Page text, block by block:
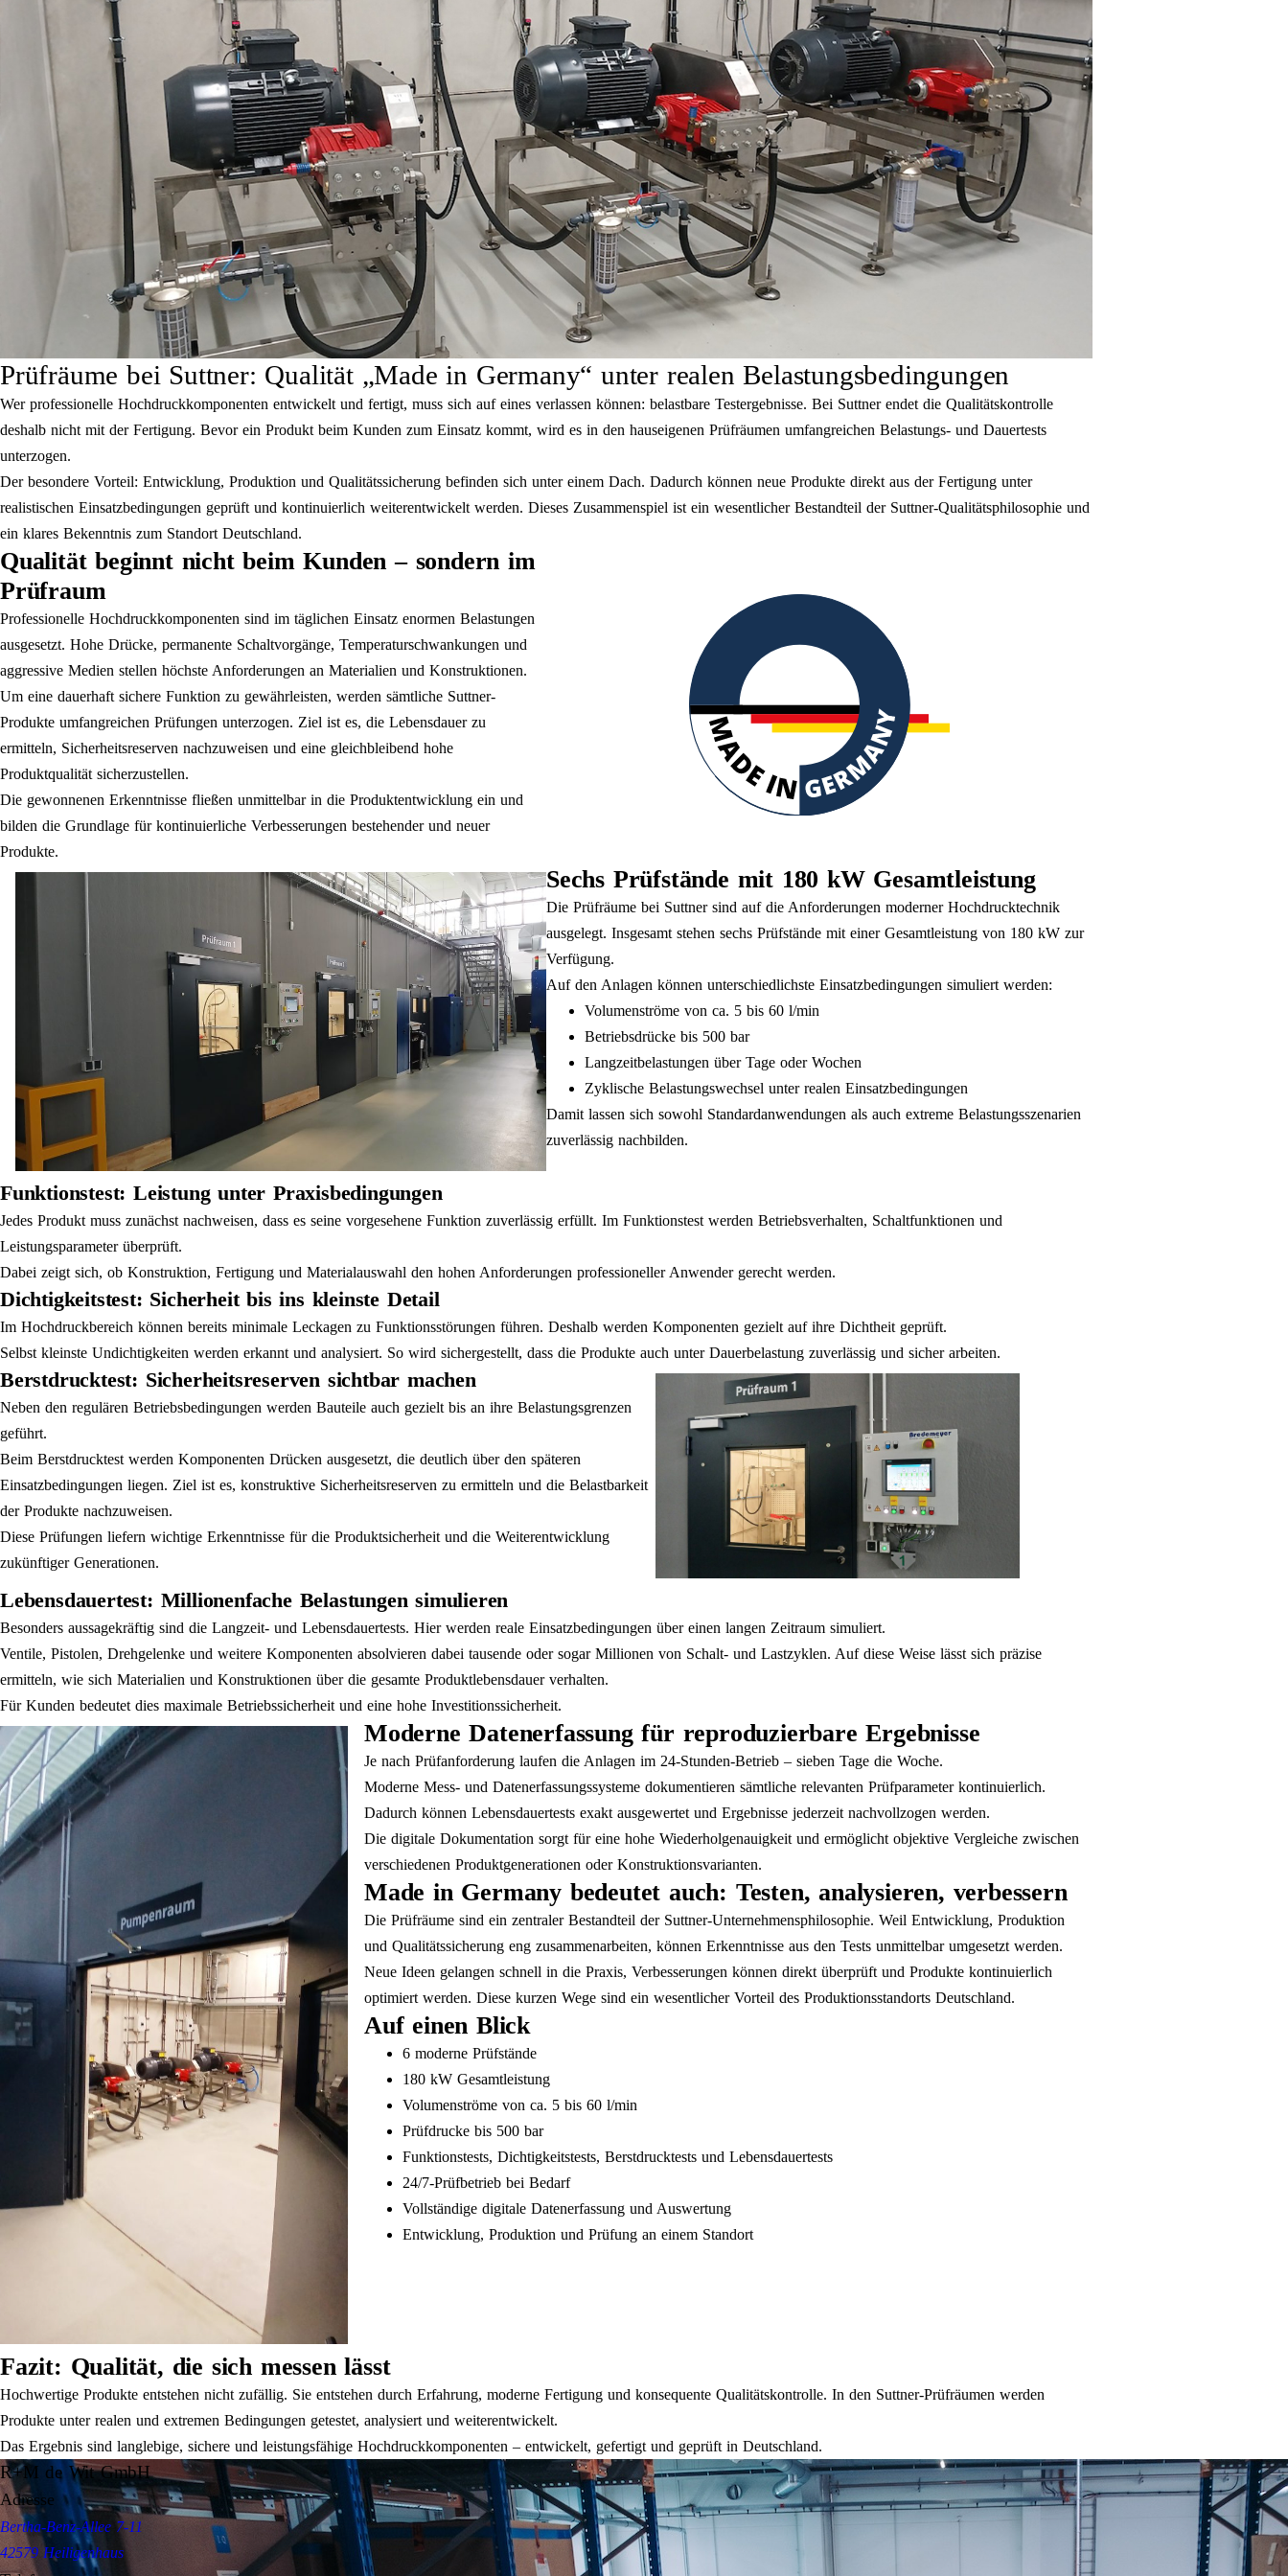
Prüfräume bei Suttner: Qualität „Made in Germany“ unter realen Belastungsbedingungen
Wer professionelle Hochdruckkomponenten entwickelt und fertigt, muss sich auf eines verlassen können: belastbare Testergebnisse. Bei Suttner endet die Qualitätskontrolle
deshalb nicht mit der Fertigung. Bevor ein Produkt beim Kunden zum Einsatz kommt, wird es in den hauseigenen Prüfräumen umfangreichen Belastungs- und Dauertests
unterzogen.
Der besondere Vorteil: Entwicklung, Produktion und Qualitätssicherung befinden sich unter einem Dach. Dadurch können neue Produkte direkt aus der Fertigung unter
realistischen Einsatzbedingungen geprüft und kontinuierlich weiterentwickelt werden. Dieses Zusammenspiel ist ein wesentlicher Bestandteil der Suttner-Qualitätsphilosophie und
ein klares Bekenntnis zum Standort Deutschland.
Qualität beginnt nicht beim Kunden – sondern im
Prüfraum
Professionelle Hochdruckkomponenten sind im täglichen Einsatz enormen Belastungen
ausgesetzt. Hohe Drücke, permanente Schaltvorgänge, Temperaturschwankungen und
aggressive Medien stellen höchste Anforderungen an Materialien und Konstruktionen.
Um eine dauerhaft sichere Funktion zu gewährleisten, werden sämtliche Suttner-
Produkte umfangreichen Prüfungen unterzogen. Ziel ist es, die Lebensdauer zu
ermitteln, Sicherheitsreserven nachzuweisen und eine gleichbleibend hohe
Produktqualität sicherzustellen.
Die gewonnenen Erkenntnisse fließen unmittelbar in die Produktentwicklung ein und
bilden die Grundlage für kontinuierliche Verbesserungen bestehender und neuer
Produkte.
Sechs Prüfstände mit 180 kW Gesamtleistung
Die Prüfräume bei Suttner sind auf die Anforderungen moderner Hochdrucktechnik
ausgelegt. Insgesamt stehen sechs Prüfstände mit einer Gesamtleistung von 180 kW zur
Verfügung.
Auf den Anlagen können unterschiedlichste Einsatzbedingungen simuliert werden:
Volumenströme von ca. 5 bis 60 l/min
Betriebsdrücke bis 500 bar
Langzeitbelastungen über Tage oder Wochen
Zyklische Belastungswechsel unter realen Einsatzbedingungen
Damit lassen sich sowohl Standardanwendungen als auch extreme Belastungsszenarien
zuverlässig nachbilden.
Funktionstest: Leistung unter Praxisbedingungen
Jedes Produkt muss zunächst nachweisen, dass es seine vorgesehene Funktion zuverlässig erfüllt. Im Funktionstest werden Betriebsverhalten, Schaltfunktionen und
Leistungsparameter überprüft.
Dabei zeigt sich, ob Konstruktion, Fertigung und Materialauswahl den hohen Anforderungen professioneller Anwender gerecht werden.
Dichtigkeitstest: Sicherheit bis ins kleinste Detail
Im Hochdruckbereich können bereits minimale Leckagen zu Funktionsstörungen führen. Deshalb werden Komponenten gezielt auf ihre Dichtheit geprüft.
Selbst kleinste Undichtigkeiten werden erkannt und analysiert. So wird sichergestellt, dass die Produkte auch unter Dauerbelastung zuverlässig und sicher arbeiten.
Berstdrucktest: Sicherheitsreserven sichtbar machen
Neben den regulären Betriebsbedingungen werden Bauteile auch gezielt bis an ihre Belastungsgrenzen
geführt.
Beim Berstdrucktest werden Komponenten Drücken ausgesetzt, die deutlich über den späteren
Einsatzbedingungen liegen. Ziel ist es, konstruktive Sicherheitsreserven zu ermitteln und die Belastbarkeit
der Produkte nachzuweisen.
Diese Prüfungen liefern wichtige Erkenntnisse für die Produktsicherheit und die Weiterentwicklung
zukünftiger Generationen.
Lebensdauertest: Millionenfache Belastungen simulieren
Besonders aussagekräftig sind die Langzeit- und Lebensdauertests. Hier werden reale Einsatzbedingungen über einen langen Zeitraum simuliert.
Ventile, Pistolen, Drehgelenke und weitere Komponenten absolvieren dabei tausende oder sogar Millionen von Schalt- und Lastzyklen. Auf diese Weise lässt sich präzise
ermitteln, wie sich Materialien und Konstruktionen über die gesamte Produktlebensdauer verhalten.
Für Kunden bedeutet dies maximale Betriebssicherheit und eine hohe Investitionssicherheit.
Moderne Datenerfassung für reproduzierbare Ergebnisse
Je nach Prüfanforderung laufen die Anlagen im 24-Stunden-Betrieb – sieben Tage die Woche.
Moderne Mess- und Datenerfassungssysteme dokumentieren sämtliche relevanten Prüfparameter kontinuierlich.
Dadurch können Lebensdauertests exakt ausgewertet und Ergebnisse jederzeit nachvollzogen werden.
Die digitale Dokumentation sorgt für eine hohe Wiederholgenauigkeit und ermöglicht objektive Vergleiche zwischen
verschiedenen Produktgenerationen oder Konstruktionsvarianten.
Made in Germany bedeutet auch: Testen, analysieren, verbessern
Die Prüfräume sind ein zentraler Bestandteil der Suttner-Unternehmensphilosophie. Weil Entwicklung, Produktion
und Qualitätssicherung eng zusammenarbeiten, können Erkenntnisse aus den Tests unmittelbar umgesetzt werden.
Neue Ideen gelangen schnell in die Praxis, Verbesserungen können direkt überprüft und Produkte kontinuierlich
optimiert werden. Diese kurzen Wege sind ein wesentlicher Vorteil des Produktionsstandorts Deutschland.
Auf einen Blick
6 moderne Prüfstände
180 kW Gesamtleistung
Volumenströme von ca. 5 bis 60 l/min
Prüfdrucke bis 500 bar
Funktionstests, Dichtigkeitstests, Berstdrucktests und Lebensdauertests
24/7-Prüfbetrieb bei Bedarf
Vollständige digitale Datenerfassung und Auswertung
Entwicklung, Produktion und Prüfung an einem Standort
Fazit: Qualität, die sich messen lässt
Hochwertige Produkte entstehen nicht zufällig. Sie entstehen durch Erfahrung, moderne Fertigung und konsequente Qualitätskontrolle. In den Suttner-Prüfräumen werden
Produkte unter realen und extremen Bedingungen getestet, analysiert und weiterentwickelt.
Das Ergebnis sind langlebige, sichere und leistungsfähige Hochdruckkomponenten – entwickelt, gefertigt und geprüft in Deutschland.
R+M de Wit GmbH
Adresse
Bertha-Benz-Allee 7-11
42579 Heiligenhaus